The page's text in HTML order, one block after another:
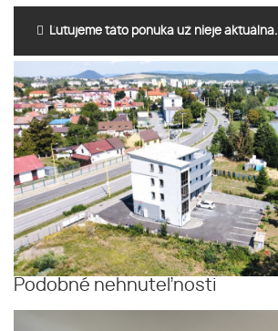
Ľutujeme táto ponuka už nieje aktuálna.
Podobné nehnuteľnosti